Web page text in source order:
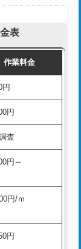
円~
円
円
円
円+材料費
円
表
作業料金
円
円
査
円～
円/ｍ
円